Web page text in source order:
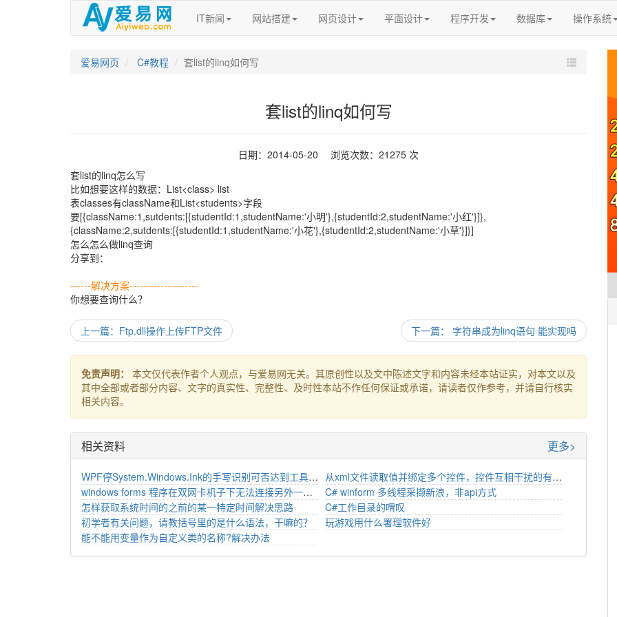
IT新闻 网站搭建 网页设计 平面设计 程序开发 数据库 操作系统
爱易网页 C#教程 套list的linq如何写
套list的linq如何写
日期：2014-05-20 浏览次数：21275 次
套list的linq怎么写
比如想要这样的数据：List<class> list
表classes有className和List<students>字段
要[{className:1,sutdents:[{studentId:1,studentName:'小明'},{studentId:2,studentName:'小红'}]},
{className:2,sutdents:[{studentId:1,studentName:'小花'},{studentId:2,studentName:'小草'}]}]
怎么怎么做linq查询
分享到：
------解决方案--------------------
你想要查询什么？
上一篇：Ftp.dll操作上传FTP文件 下一篇： 字符串成为linq语句 能实现吗
免责声明：
本文仅代表作者个人观点，与爱易网无关。其原创性以及文中陈述文字和内容未经本站证实，对本文以及
其中全部或者部分内容、文字的真实性、完整性、及时性本站不作任何保证或承诺，请读者仅作参考，并请自行核实
相关内容。
相关资料 更多>
WPF停System.Windows.Ink的手写识别可否达到工具栏中的tablet pc输入面板中的识别率
从xml文件读取值并绑定多个控件，控件互相干扰的有关问题
windows forms 程序在双网卡机子下无法连接另外一台服务器的数据库，请教该如何解决
C# winform 多线程采撷新浪，非api方式
怎样获取系统时间的之前的某一特定时间解决思路
C#工作目录的喟叹
初学者有关问题，请教括号里的是什么语法，干嘛的？
玩游戏用什么署理软件好
能不能用变量作为自定义类的名称?解决办法